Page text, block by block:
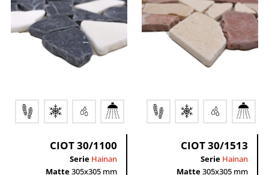
CIOT 30/1100
Serie Hainan
Matte305x305 mm
CIOT 30/1513
Serie Hainan
Matte305x305 mm